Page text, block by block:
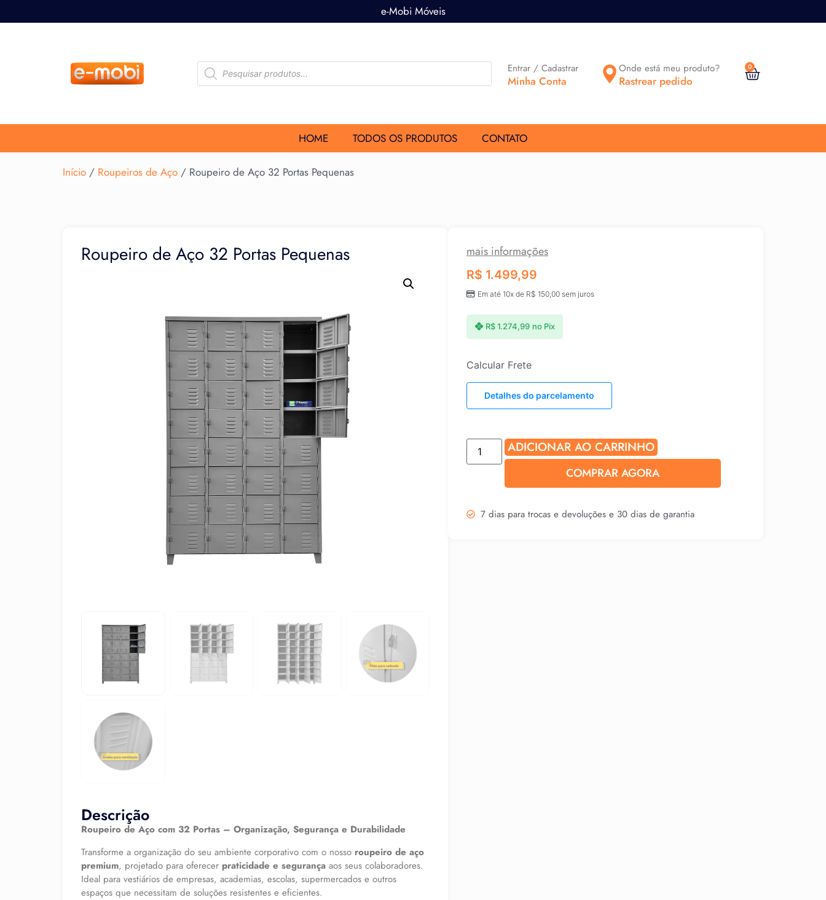
e-Mobi Móveis
Entrar / Cadastrar
Minha Conta
Onde está meu produto?
Rastrear pedido
0
HOME TODOS OS PRODUTOS CONTATO
Início / Roupeiros de Aço / Roupeiro de Aço 32 Portas Pequenas
Roupeiro de Aço 32 Portas Pequenas
Descrição
Roupeiro de Aço com 32 Portas – Organização, Segurança e Durabilidade
Transforme a organização do seu ambiente corporativo com o nosso roupeiro de aço
premium, projetado para oferecer praticidade e segurança aos seus colaboradores.
Ideal para vestiários de empresas, academias, escolas, supermercados e outros
espaços que necessitam de soluções resistentes e eficientes.
mais informações
R$ 1.499,99
Em até 10x de R$ 150,00 sem juros
R$1.274,99 no Pix
Calcular Frete
Detalhes do parcelamento
ADICIONAR AO CARRINHO
COMPRAR AGORA
7 dias para trocas e devoluções e 30 dias de garantia